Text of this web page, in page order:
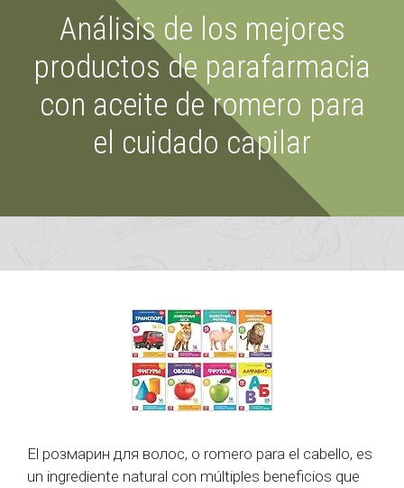
Análisis de los mejores
productos de parafarmacia
con aceite de romero para
el cuidado capilar
El розмарин для волос, o romero para el cabello, es
un ingrediente natural con múltiples beneficios que